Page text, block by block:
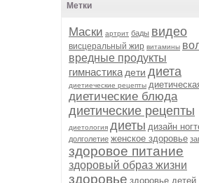
Метки
Маски артрит бады видео
висцеральный жир витамины
вредные продукты
гимнастика дети диета
диетиеческие рецепты
диетические блюда
диетические рецепты
диетология диеты дизайн
долголетие женское здоровье
здоровое питание
здоровый образ жизни
здоровье здоровье детей